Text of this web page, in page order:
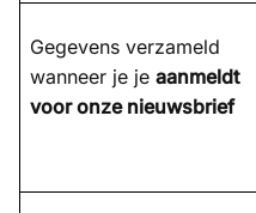
Gegevens verzameld
wanneer je je aanmeldt
voor onze nieuwsbrief